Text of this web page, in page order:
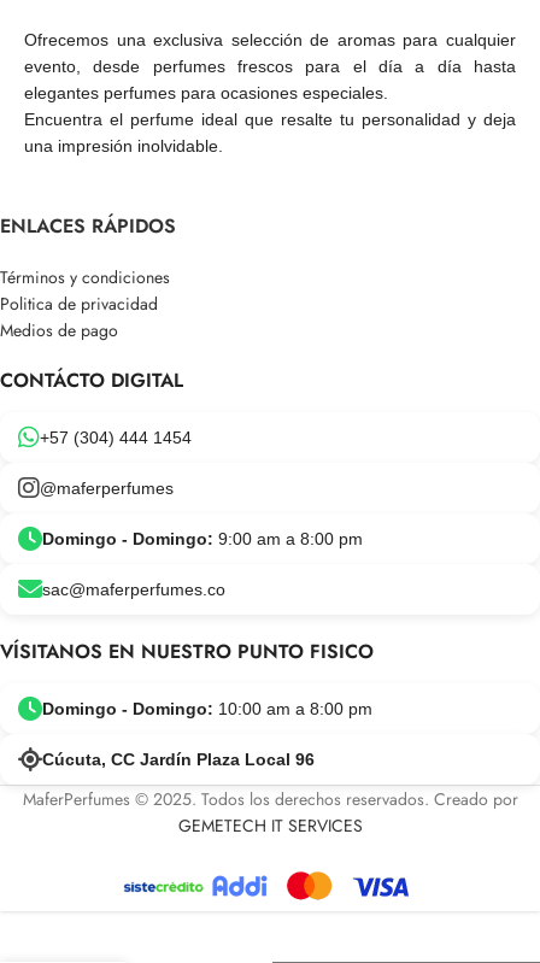
Ofrecemos una exclusiva selección de aromas para cualquier
evento, desde perfumes frescos para el día a día hasta
elegantes perfumes para ocasiones especiales.
Encuentra el perfume ideal que resalte tu personalidad y deja
una impresión inolvidable.
ENLACES RÁPIDOS
Términos y condiciones
Politica de privacidad
Medios de pago
CONTÁCTO DIGITAL
+57 (304) 444 1454
@maferperfumes
Domingo - Domingo: 9:00 am a 8:00 pm
sac@maferperfumes.co
VÍSITANOS EN NUESTRO PUNTO FISICO
Domingo - Domingo: 10:00 am a 8:00 pm
Cúcuta, CC Jardín Plaza Local 96
MaferPerfumes © 2025. Todos los derechos reservados. Creado por
GEMETECH IT SERVICES